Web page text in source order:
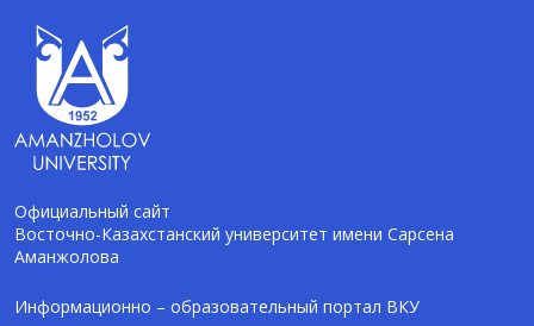
Официальный сайт
Восточно-Казахстанский университет имени Сарсена
Аманжолова
Информационно – образовательный портал ВКУ
Помощник Amanzholov University